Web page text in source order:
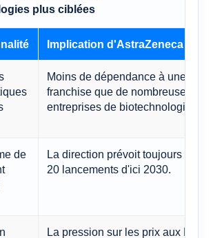
plus ciblées
Implication d'AstraZeneca
Moins de dépendance à une
franchise que de nombreuses
entreprises de biotechnologie
de
La direction prévoit toujours plus
20 lancements d'ici 2030.
La pression sur les prix aux États-